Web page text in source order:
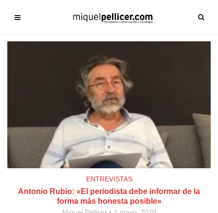
ENTREVISTAS
Antonio Rubio: «El periodista debe informar de la
forma más honesta posible»